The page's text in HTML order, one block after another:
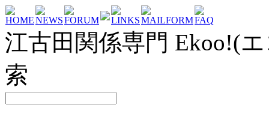
HOMENEWSFORUM LINKSMAILFORMFAQ
江古田関係専門 Ekoo!(
索